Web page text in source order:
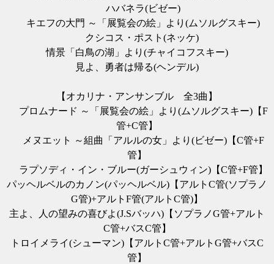
ハバネラ(ビゼー)
キエフの大門 ～「展覧会の絵」より(ムソルグスキー)
クシコス・ポスト(ネッケ)
情景「白鳥の湖」より(チャイコフスキー)
見よ、勇者は帰る(ヘンデル)
【オカリナ・アンサンブル 全3曲】
プロムナード ～「展覧会の絵」より(ムソルグスキー)【F
管+C管】
メヌエット ～組曲「アルルの女」より(ビゼー)【C管+F
管】
ラプソディ・イン・ブルー(ガーシュウィン)【C管+F管】
パッヘルベルのカノン(パッヘルベル)【アルトC管(ソプラノ
G管)+アルトF管(アルトC管)】
主よ、人の望みの喜びよ(J.Sバッハ)【ソプラノG管+アルト
C管+バスC管】
トロイメライ(シューマン)【アルトC管+アルトG管+バスC
管】